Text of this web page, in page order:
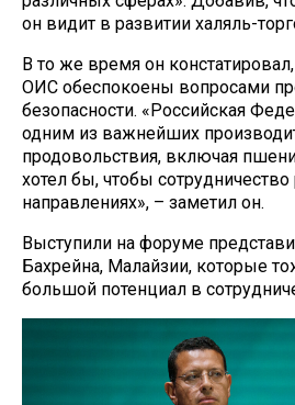
он видит в развитии халяль-
В то же время он
ОИС обеспокоены вопросами
безопасности. «Российская
одним из важнейших
продовольствия, включая
хотел бы, чтобы
направлениях», – заметил он.
Выступили на форуме
Бахрейна, Малайзии, которые
большой потенциал в